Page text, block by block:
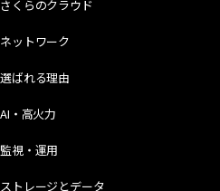
さくらのクラウド
ネットワーク
選ばれる理由
AI・高火力
監視・運用
ストレージとデータ